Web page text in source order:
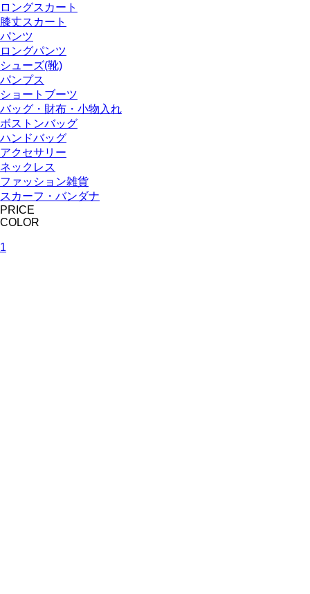
ロングスカート
膝丈スカート
パンツ
ロングパンツ
シューズ(靴)
パンプス
ショートブーツ
バッグ・財布・小物入れ
ボストンバッグ
ハンドバッグ
アクセサリー
ネックレス
ファッション雑貨
スカーフ・バンダナ
PRICE
COLOR
1